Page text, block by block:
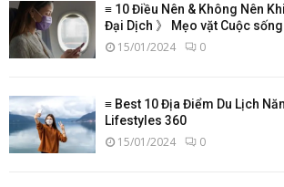
≡ 10 Điều Nên & Không Nên
Đại Dịch 》 Mẹo vặt Cuộc
15/01/2024 0
≡ Best 10 Địa Điểm Du Lịch
Lifestyles 360
15/01/2024 0